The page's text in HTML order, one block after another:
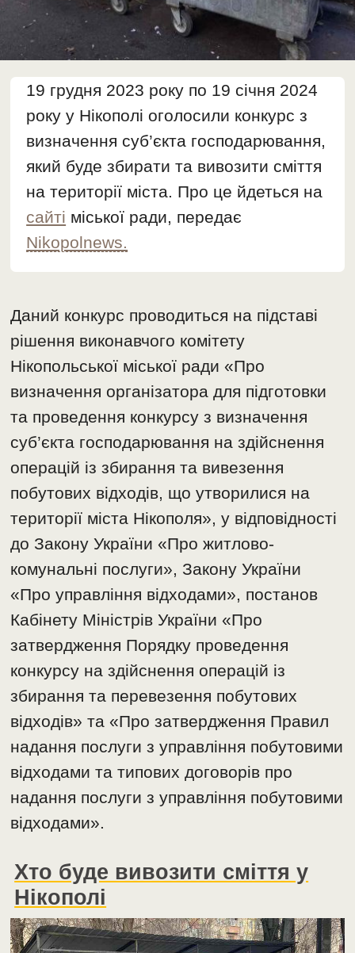
19 грудня 2023 року по 19 січня 2024
року у Нікополі оголосили конкурс з
визначення суб’єкта господарювання,
який буде збирати та вивозити сміття
на території міста. Про це йдеться на
сайті міської ради, передає
Nikopolnews.
Даний конкурс проводиться на підставі
рішення виконавчого комітету
Нікопольської міської ради «Про
визначення організатора для підготовки
та проведення конкурсу з визначення
суб’єкта господарювання на здійснення
операцій із збирання та вивезення
побутових відходів, що утворилися на
території міста Нікополя», у відповідності
до Закону України «Про житлово-
комунальні послуги», Закону України
«Про управління відходами», постанов
Кабінету Міністрів України «Про
затвердження Порядку проведення
конкурсу на здійснення операцій із
збирання та перевезення побутових
відходів» та «Про затвердження Правил
надання послуги з управління побутовими
відходами та типових договорів про
надання послуги з управління побутовими
відходами».
Хто буде вивозити сміття у
Нікополі